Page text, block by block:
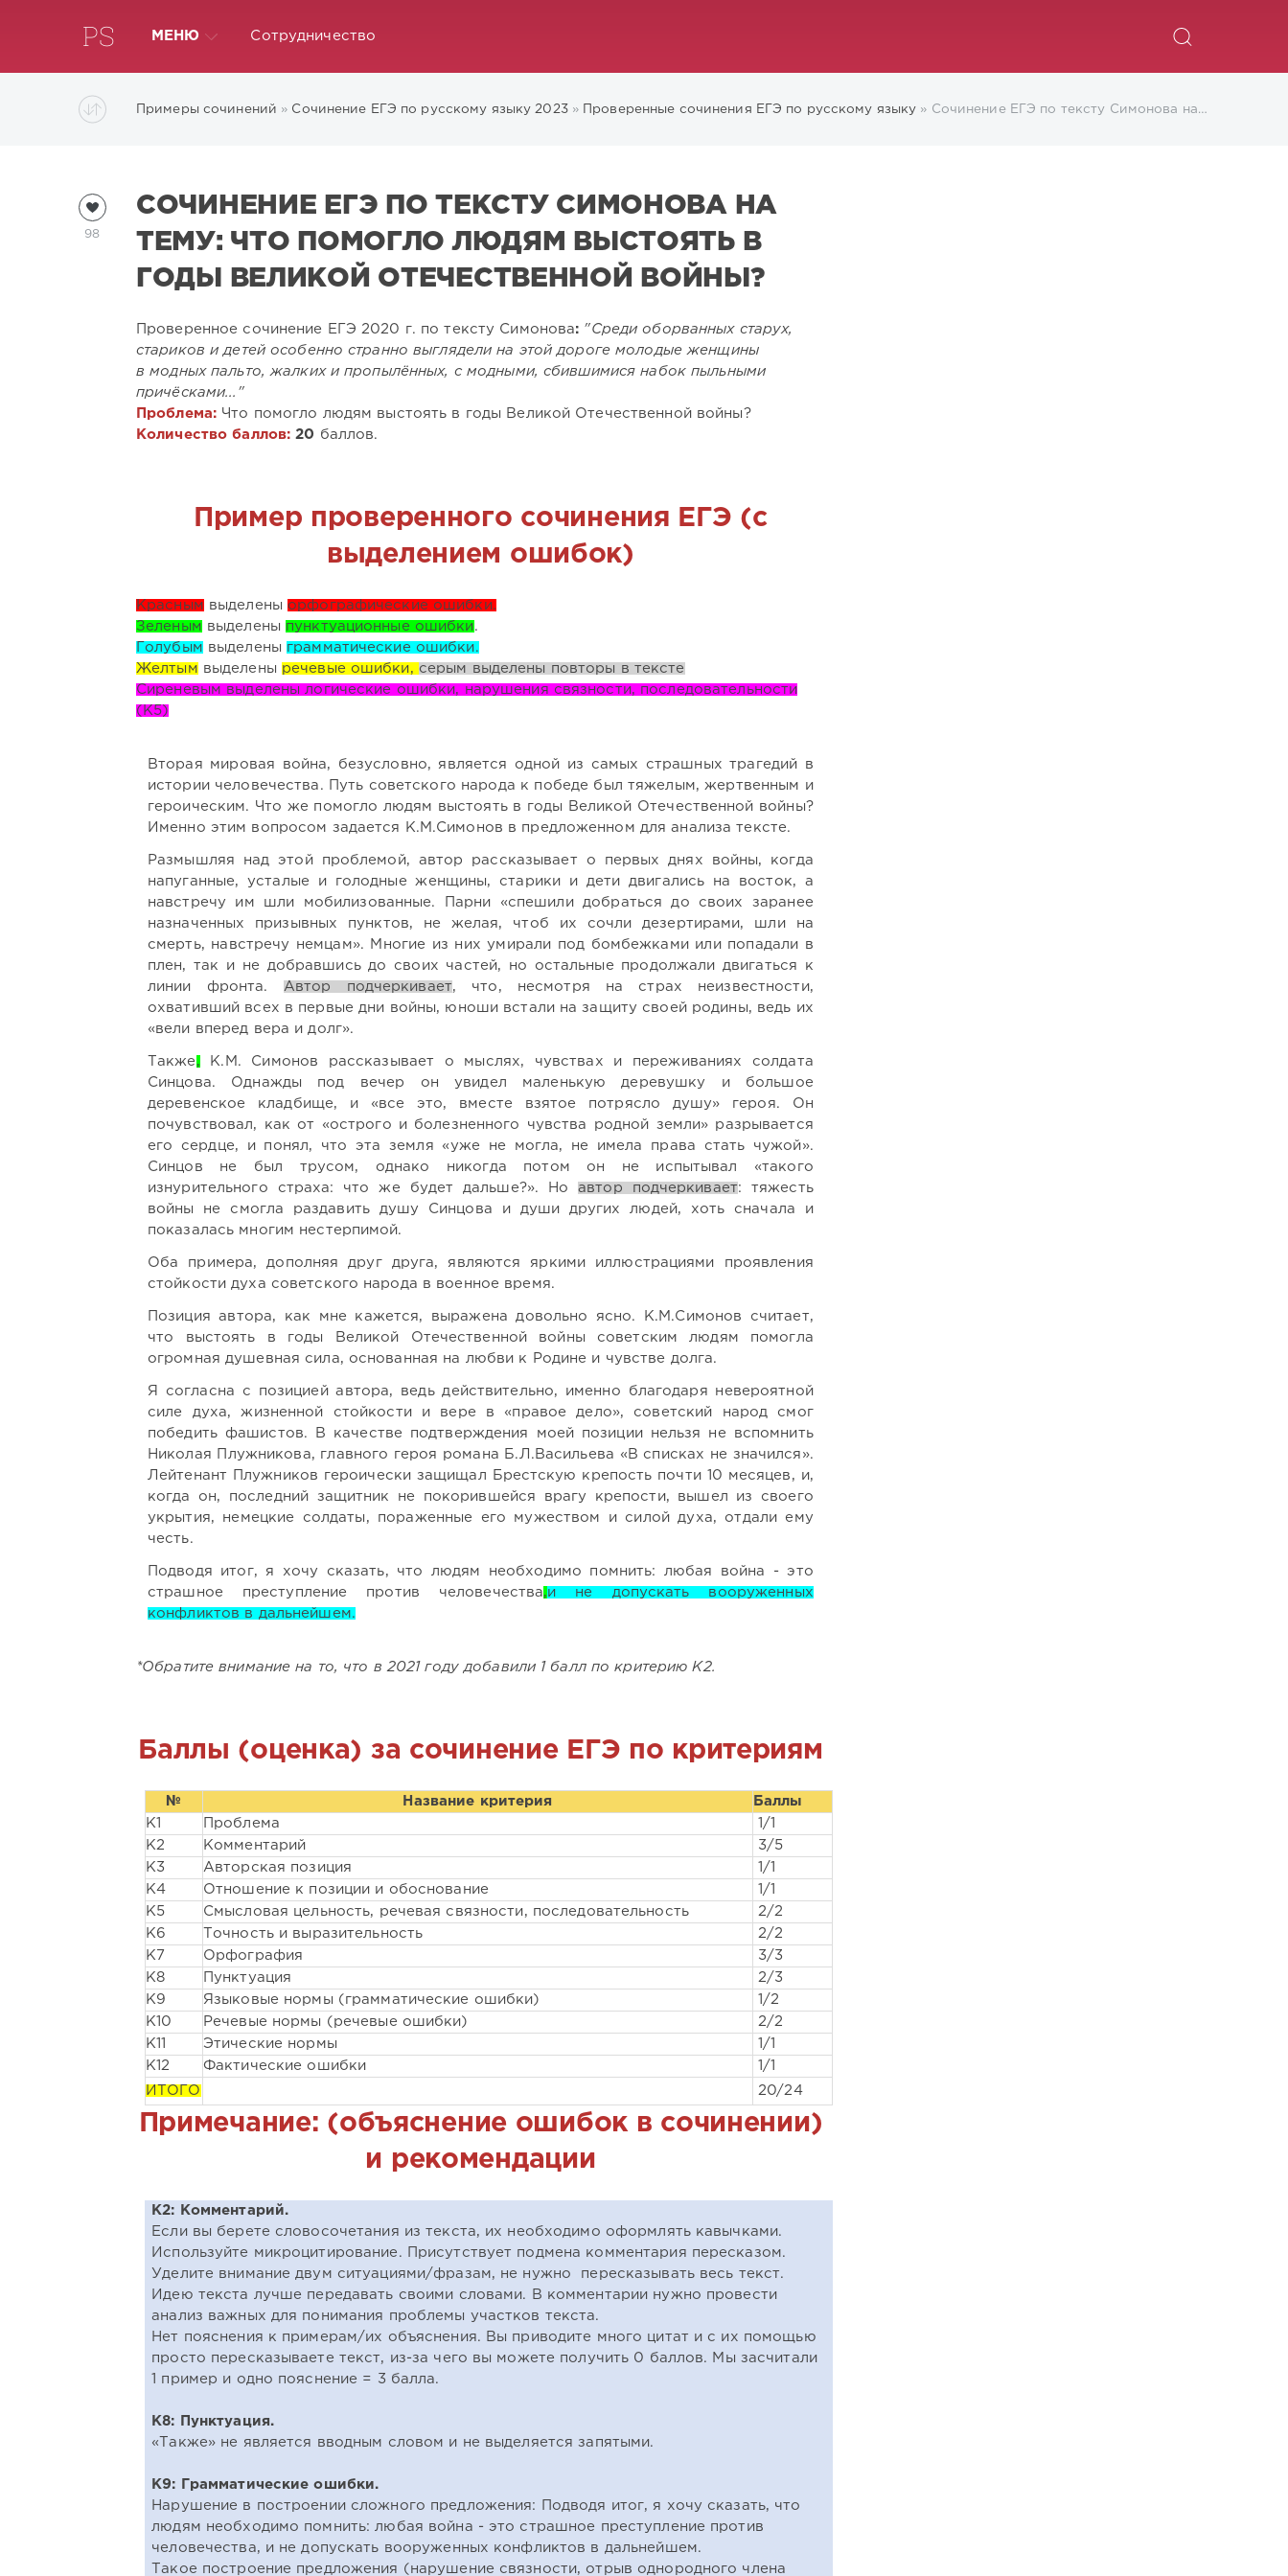
ИСКАТЬ
МЕНЮ Сотрудничество
Примеры сочинений » Сочинение ЕГЭ по русскому языку 2023» Проверенные сочинения ЕГЭ по русскому языку » Сочинение ЕГЭ по тексту Симонова на тему: Что помогло людям выстоять в годы Великой Отечественной войны?
СОЧИНЕНИЕ ЕГЭ ПО ТЕКСТУ СИМОНОВА НА
ТЕМУ: ЧТО ПОМОГЛО ЛЮДЯМ ВЫСТОЯТЬ В
ГОДЫ ВЕЛИКОЙ ОТЕЧЕСТВЕННОЙ ВОЙНЫ?
98
Проверенное сочинение ЕГЭ 2020 г. по тексту Симонова: "Среди оборванных старух,
стариков и детей особенно странно выглядели на этой дороге молодые женщины
в модных пальто, жалких и пропылённых, с модными, сбившимися набок пыльными
причёсками..."
Проблема: Что помогло людям выстоять в годы Великой Отечественной войны?
Количество баллов:20 баллов.
Пример проверенного сочинения ЕГЭ (с
выделением ошибок)
Красным выделены орфографические ошибки.
Зеленым выделены пунктуационные ошибки.
Голубым выделены грамматические ошибки.
Желтым выделены речевые ошибки, серым выделены повторы в тексте
Сиреневым выделены логические ошибки, нарушения связности, последовательности
(К5)
Вторая мировая война, безусловно, является одной из самых страшных трагедий в
истории человечества. Путь советского народа к победе был тяжелым, жертвенным и
героическим. Что же помогло людям выстоять в годы Великой Отечественной войны?
Именно этим вопросом задается К.М.Симонов в предложенном для анализа тексте.
Размышляя над этой проблемой, автор рассказывает о первых днях войны, когда
напуганные, усталые и голодные женщины, старики и дети двигались на восток, а
навстречу им шли мобилизованные. Парни «спешили добраться до своих заранее
назначенных призывных пунктов, не желая, чтоб их сочли дезертирами, шли на
смерть, навстречу немцам». Многие из них умирали под бомбежками или попадали в
плен, так и не добравшись до своих частей, но остальные продолжали двигаться к
линии фронта. Автор подчеркивает, что, несмотря на страх неизвестности,
охвативший всех в первые дни войны, юноши встали на защиту своей родины, ведь их
«вели вперед вера и долг».
Также , К.М. Симонов рассказывает о мыслях, чувствах и переживаниях солдата
Синцова. Однажды под вечер он увидел маленькую деревушку и большое
деревенское кладбище, и «все это, вместе взятое потрясло душу» героя. Он
почувствовал, как от «острого и болезненного чувства родной земли» разрывается
его сердце, и понял, что эта земля «уже не могла, не имела права стать чужой».
Синцов не был трусом, однако никогда потом он не испытывал «такого
изнурительного страха: что же будет дальше?». Ноавтор подчеркивает: тяжесть
войны не смогла раздавить душу Синцова и души других людей, хоть сначала и
показалась многим нестерпимой.
Оба примера, дополняя друг друга, являются яркими иллюстрациями проявления
стойкости духа советского народа в военное время.
Позиция автора, как мне кажется, выражена довольно ясно. К.М.Симонов считает,
что выстоять в годы Великой Отечественной войны советским людям помогла
огромная душевная сила, основанная на любви к Родине и чувстве долга.
Я согласна с позицией автора, ведь действительно, именно благодаря невероятной
силе духа, жизненной стойкости и вере в «правое дело», советский народ смог
победить фашистов. В качестве подтверждения моей позиции нельзя не вспомнить
Николая Плужникова, главного героя романа Б.Л.Васильева «В списках не значился».
Лейтенант Плужников героически защищал Брестскую крепость почти 10 месяцев, и,
когда он, последний защитник не покорившейся врагу крепости, вышел из своего
укрытия, немецкие солдаты, пораженные его мужеством и силой духа, отдали ему
честь.
Подводя итог, я хочу сказать, что людям необходимо помнить: любая война - это
страшное преступление против человечества,и не допускать вооруженных
конфликтов в дальнейшем.
*Обратите внимание на то, что в 2021 году добавили 1 балл по критерию К2.
Баллы (оценка) за сочинение ЕГЭ по критериям
№ Название критерия
Баллы
К1
Проблема
1/1
К2
Комментарий
3/5
К3
Авторская позиция
1/1
К4
Отношение к позиции и обоснование
1/1
К5
Смысловая цельность, речевая связности, последовательность
2/2
К6
Точность и выразительность
2/2
К7
Орфография
3/3
К8
Пунктуация
2/3
К9
Языковые нормы (грамматические ошибки)
1/2
К10
Речевые нормы (речевые ошибки)
2/2
К11
Этические нормы
1/1
К12
Фактические ошибки
1/1
ИТОГО
20/24
Примечание: (объяснение ошибок в сочинении)
и рекомендации
К2: Комментарий.
Если вы берете словосочетания из текста, их необходимо оформлять кавычками.
Используйте микроцитирование. Присутствует подмена комментария пересказом.
Уделите внимание двум ситуациями/фразам, не нужно пересказывать весь текст.
Идею текста лучше передавать своими словами. В комментарии нужно провести
анализ важных для понимания проблемы участков текста.
Нет пояснения к примерам/их объяснения. Вы приводите много цитат и с их помощью
просто пересказываете текст, из-за чего вы можете получить 0 баллов. Мы засчитали
1 пример и одно пояснение = 3 балла.
К8: Пунктуация.
«Также» не является вводным словом и не выделяется запятыми.
К9: Грамматические ошибки.
Нарушение в построении сложного предложения: Подводя итог, я хочу сказать, что
людям необходимо помнить: любая война - это страшное преступление против
человечества, и не допускать вооруженных конфликтов в дальнейшем.
Такое построение предложения (нарушение связности, отрыв однородного члена